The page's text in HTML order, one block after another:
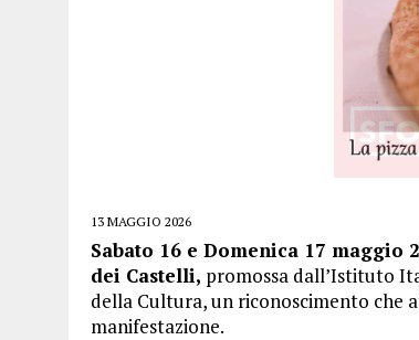
13 MAGGIO 2026
Sabato 16 e Domenica 17 maggio
dei Castelli, promossa dall’Istituto
della Cultura, un riconoscimento che
manifestazione.